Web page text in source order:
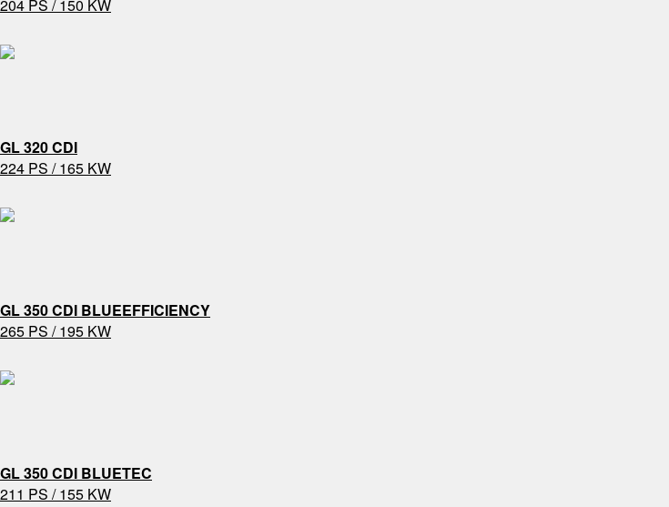
204 PS / 150 KW
GL 320 CDI
224 PS / 165 KW
GL 350 CDI BLUEEFFICIENCY
265 PS / 195 KW
GL 350 CDI BLUETEC
211 PS / 155 KW